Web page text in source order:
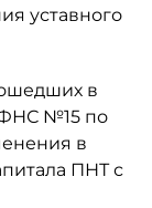
уставного
в
№15 по
в
ПНТ с